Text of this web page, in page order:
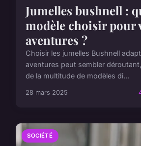
Jumelles bushnell :
modèle choisir pour
aventures ?
Choisir les jumelles Bushnell
aventures peut sembler
de la multitude de modèles di...
28 mars 2025
SOCIÉTÉ